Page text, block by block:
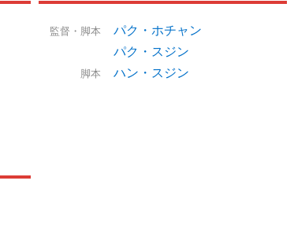
監督・脚本
パク・ホチャン
パク・スジン
脚本 ハン・スジン